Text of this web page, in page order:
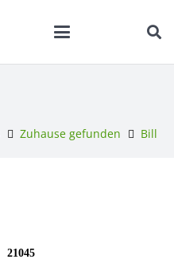
Zuhause gefunden Bill
21045